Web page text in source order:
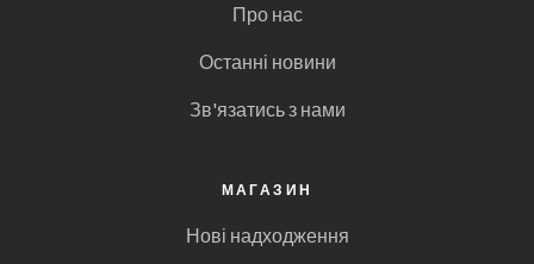
Про нас
Останні новини
Зв'язатись з нами
МАГАЗИН
Нові надходження